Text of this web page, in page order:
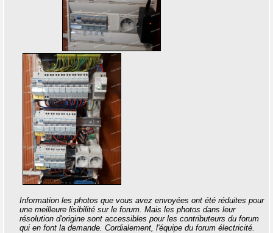
Information les photos que vous avez envoyées ont été réduites pour
une meilleure lisibilité sur le forum. Mais les photos dans leur
résolution d'origine sont accessibles pour les contributeurs du forum
qui en font la demande. Cordialement, l'équipe du forum électricité.